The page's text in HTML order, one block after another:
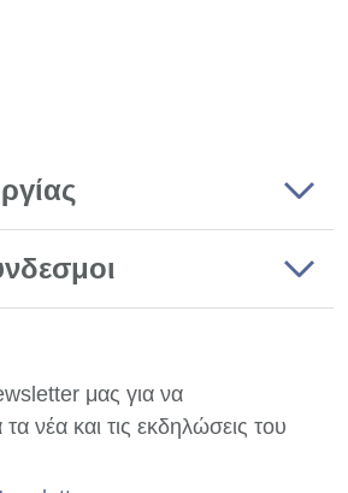
μας για να
νέα και τις εκδηλώσεις του